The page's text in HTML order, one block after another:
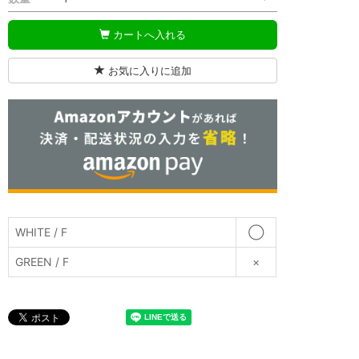
カートへ入れる
お気に入りに追加
WHITE / F ◯
GREEN / F ×